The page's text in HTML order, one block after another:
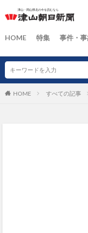
HOME 特集 事件・
HOME すべての記事